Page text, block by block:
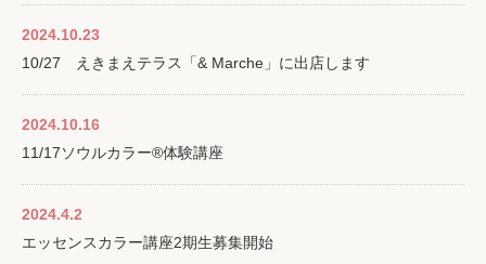
2024.10.23
10/27 えきまえテラス「& Marche」に出店します
2024.10.16
11/17ソウルカラー®️体験講座
2024.4.2
エッセンスカラー講座2期生募集開始